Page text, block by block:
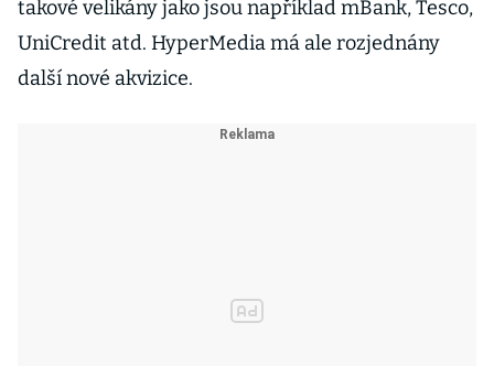
takové velikány jako jsou například mBank, Tesco,
UniCredit atd. HyperMedia má ale rozjednány
další nové akvizice.